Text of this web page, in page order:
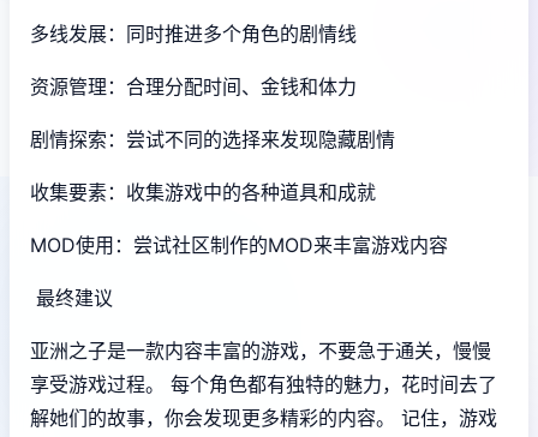
多线发展：同时推进多个角色的剧情线
资源管理：合理分配时间、金钱和体力
剧情探索：尝试不同的选择来发现隐藏剧情
收集要素：收集游戏中的各种道具和成就
MOD使用：尝试社区制作的MOD来丰富游戏内容
最终建议
亚洲之子是一款内容丰富的游戏，不要急于通关，慢慢
享受游戏过程。 每个角色都有独特的魅力，花时间去了
解她们的故事，你会发现更多精彩的内容。 记住，游戏